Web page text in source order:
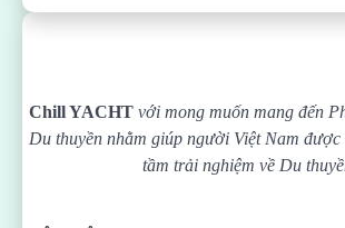
Chill YACHTvới mong muốn mang đến
Du thuyền nhằm giúp người Việt Nam được
tầm trải nghiệm về Du